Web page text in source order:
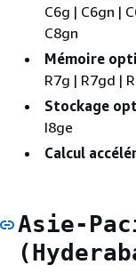
C6g | C6gn |
C8gn
Mémoire
R7g | R7gd |
Stockage
I8ge
Calcul
Asie-